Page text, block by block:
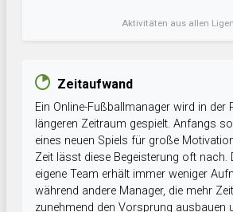
Aktivitäten aus allen Ligen
Zeitaufwand
Ein Online-Fußballmanager wird in der
längeren Zeitraum gespielt. Anfangs
eines neuen Spiels für große
Zeit lässt diese Begeisterung oft nach.
eigene Team erhält immer weniger
während andere Manager, die mehr
zunehmend den Vorsprung ausbauen